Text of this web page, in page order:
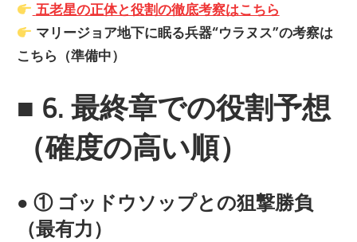
五老星の正体と役割の徹底考察はこちら
マリージョア地下に眠る兵器“ウラヌス”の考察は
こちら（準備中）
■ 6. 最終章での役割予想
（確度の高い順）
●① ゴッドウソップとの狙撃勝負
（最有力）